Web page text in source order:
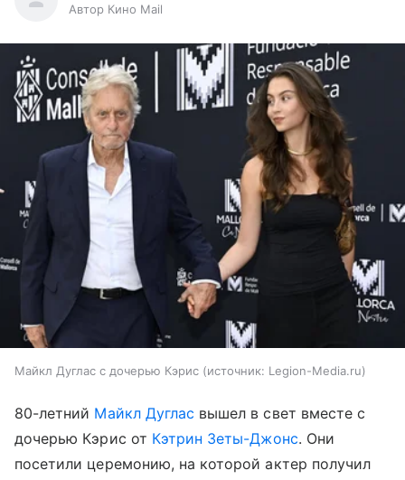
Автор Кино Mail
Майкл Дуглас с дочерью Кэрис источник: Legion-Media.ru
80-летний Майкл Дуглас вышел в свет вместе с
дочерью Кэрис от Кэтрин Зеты-Джонс. Они
посетили церемонию, на которой актер получил